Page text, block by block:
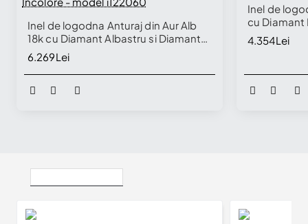
Inel de logodna Anturaj din Aur Alb
18k cu Diamant Albastru si Diamante
Incolore - model i122060
6.269Lei
Inel de
cu Diamant
4.354Lei